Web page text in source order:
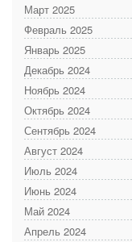
Март 2025
Февраль 2025
Январь 2025
Декабрь 2024
Ноябрь 2024
Октябрь 2024
Сентябрь 2024
Август 2024
Июль 2024
Июнь 2024
Май 2024
Апрель 2024